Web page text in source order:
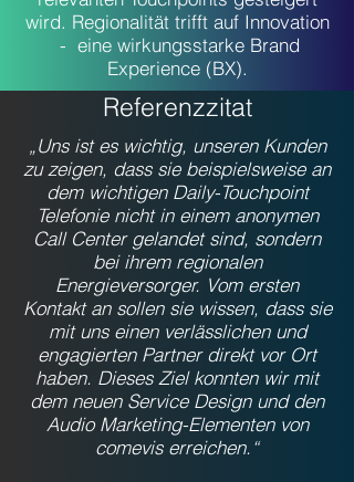
wird. Regionalität trifft auf Innovation
- eine wirkungsstarke Brand
Experience (BX).
Referenzzitat
„Uns ist es wichtig, unseren Kunden
zu zeigen, dass sie beispielsweise an
dem wichtigen Daily-Touchpoint
Telefonie nicht in einem anonymen
Call Center gelandet sind, sondern
bei ihrem regionalen
Energieversorger. Vom ersten
Kontakt an sollen sie wissen, dass sie
mit uns einen verlässlichen und
engagierten Partner direkt vor Ort
haben. Dieses Ziel konnten wir mit
dem neuen Service Design und den
Audio Marketing-Elementen von
comevis erreichen.“